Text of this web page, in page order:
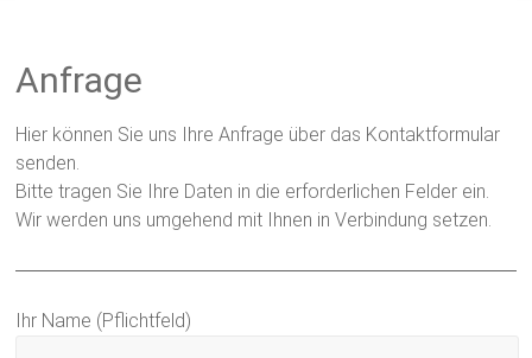
Anfrage
Hier können Sie uns Ihre Anfrage über das Kontaktformular
senden.
Bitte tragen Sie Ihre Daten in die erforderlichen Felder ein.
Wir werden uns umgehend mit Ihnen in Verbindung setzen.
Ihr Name (Pflichtfeld)